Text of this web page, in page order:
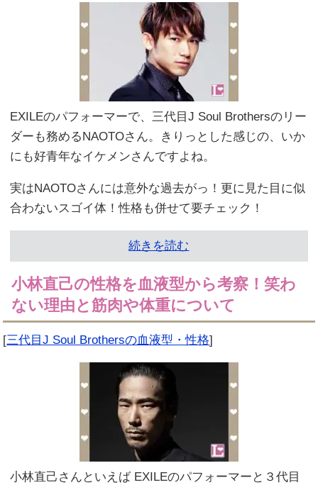
EXILEのパフォーマーで、三代目J Soul Brothersのリー
ダーも務めるNAOTOさん。きりっとした感じの、いか
にも好青年なイケメンさんですよね。
実はNAOTOさんには意外な過去がっ！更に見た目に似
合わないスゴイ体！性格も併せて要チェック！
続きを読む
小林直己の性格を血液型から考察！笑わ
ない理由と筋肉や体重について
[三代目J Soul Brothersの血液型・性格]
小林直己さんといえば EXILEのパフォーマーと３代目